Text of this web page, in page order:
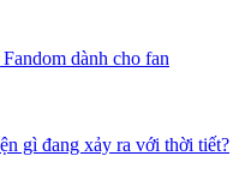
dành cho fan
gì đang xảy ra với thời tiết?